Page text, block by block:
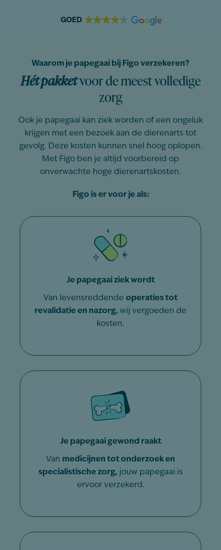
GOED
Waarom je papegaai bij Figo verzekeren?
Hét pakketvoor de meest volledige
zorg
Ook je papegaai kan ziek worden of een ongeluk
krijgen met een bezoek aan de dierenarts tot
gevolg. Deze kosten kunnen snel hoog oplopen.
Met Figo ben je altijd voorbereid op
onverwachte hoge dierenartskosten.
Figo is er voor je als:
Je papegaai ziek wordt
Van levensreddende operaties tot
revalidatie en nazorg, wij vergoeden de
kosten.
Je papegaai gewond raakt
Van medicijnen tot onderzoek en
specialistische zorg, jouw papegaai is
ervoor verzekerd.